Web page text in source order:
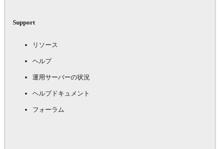
Support
リソース
ヘルプ
運用サーバーの状況
ヘルプドキュメント
フォーラム